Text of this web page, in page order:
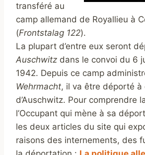
transféré au
camp allemand de Royallieu à
(Frontstalag 122).
La plupart d’entre eux seront
Auschwitz dans le convoi du 6
1942. Depuis ce camp
Wehrmacht, il va être déporté à
d’Auschwitz. Pour comprendre
l’Occupant qui mène à sa
les deux articles du site qui
raisons des internements, des